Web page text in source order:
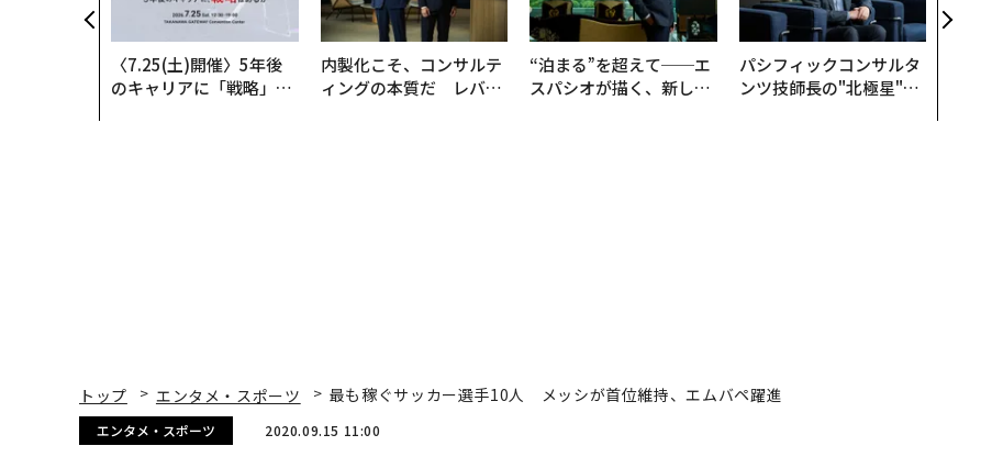
〈7.25(土)開催〉5年後
のキャリアに「戦略」は
内製化こそ、コンサルテ
ィングの本質だ レバレ
“泊まる”を超えて──エ
スパシオが描く、新しい
パシフィックコンサルタ
ンツ技師長の"北極星"。
トップ エンタメ・スポーツ 最も稼ぐサッカー選手10人 メッシが首位維持、エムバペ躍進
エンタメ・スポーツ 2020.09.15 11:00